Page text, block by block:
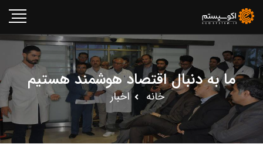
ما به دنبال اقتصاد هوشمند هستیم
خانه اخبار